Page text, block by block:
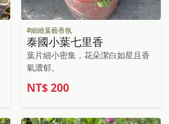
#細緻葉藝香氛
泰國小葉七里香
葉片細小密集，花朵潔白如星且香
氣濃郁。
NT$200